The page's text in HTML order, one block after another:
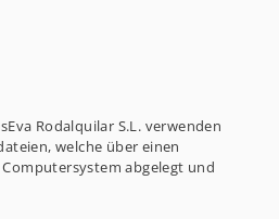
Rodalquilar S.L. verwenden
welche über einen
abgelegt und